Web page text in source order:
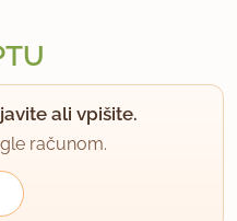
ali vpišite.
računom.